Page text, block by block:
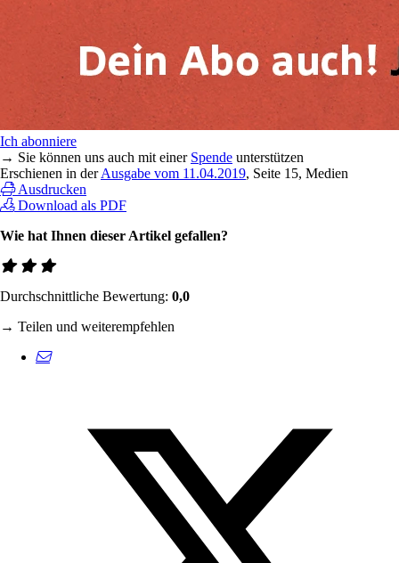
Ich abonniere
→ Sie können uns auch mit einer Spende unterstützen
Erschienen in derAusgabe vom 11.04.2019, Seite 15, Medien
Ausdrucken
Download als PDF
Wie hat Ihnen dieser Artikel gefallen?
Durchschnittliche Bewertung: 0,0
→ Teilen und weiterempfehlen